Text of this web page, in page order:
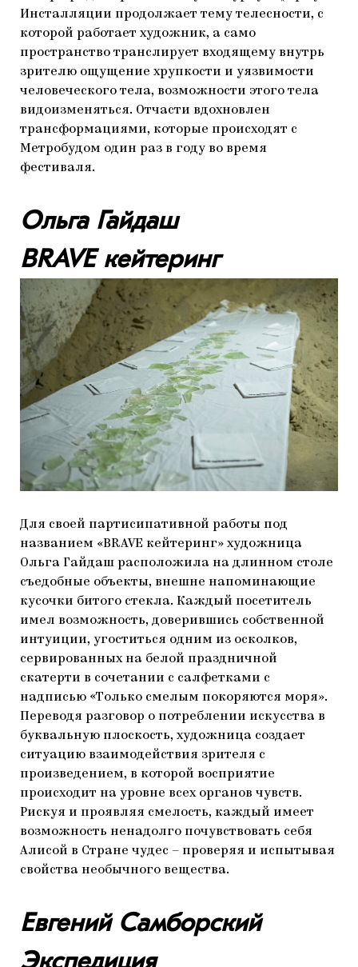
Инсталляции продолжает тему телесности, с
которой работает художник, а само
пространство транслирует входящему внутрь
зрителю ощущение хрупкости и уязвимости
человеческого тела, возможности этого тела
видоизменяться. Отчасти вдохновлен
трансформациями, которые происходят с
Метробудом один раз в году во время
фестиваля.
Ольга Гайдаш
BRAVE кейтеринг
Для своей партисипативной работы под
названием «BRAVE кейтеринг» художница
Ольга Гайдаш расположила на длинном столе
съедобные объекты, внешне напоминающие
кусочки битого стекла. Каждый посетитель
имел возможность, доверившись собственной
интуиции, угоститься одним из осколков,
сервированных на белой праздничной
скатерти в сочетании с салфетками с
надписью «Только смелым покоряются моря».
Переводя разговор о потреблении искусства в
буквальную плоскость, художница создает
ситуацию взаимодействия зрителя с
произведением, в которой восприятие
происходит на уровне всех органов чувств.
Рискуя и проявляя смелость, каждый имеет
возможность ненадолго почувствовать себя
Алисой в Стране чудес – проверяя и испытывая
свойства необычного вещества.
Евгений Самборский
Экспедиция